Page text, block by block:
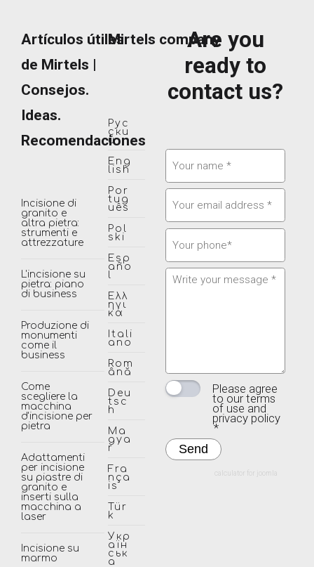
Artículos útiles
de Mirtels |
Consejos.
Ideas.
Recomendaciones
Incisione di
granito e
altra pietra:
strumenti e
attrezzature
L'incisione su
pietra: piano
di business
Produzione di
monumenti
come il
business
Come
scegliere la
macchina
d'incisione per
pietra
Adattamenti
per incisione
su piastre di
granito e
inserti sulla
macchina a
laser
Incisione su
marmo
Mirtels company
Рус
ски
й
Eng
lish
Por
tug
uês
Pol
ski
Esp
año
l
Ελλ
ηνι
κά
Itali
ano
Rom
ână
Deu
tsc
h
Ma
gya
r
Fra
nça
is
Tür
k
Укр
аїн
ськ
а
Are you
ready to
contact us?
Please agree
to our terms
of use and
privacy policy
*
calculator for joomla